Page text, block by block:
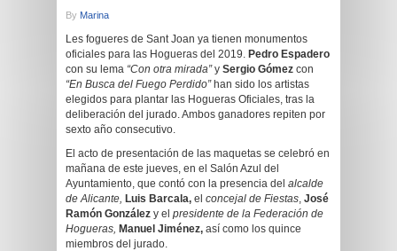
By Marina
Les fogueres de Sant Joan ya tienen monumentos
oficiales para las Hogueras del 2019. Pedro Espadero
con su lema “Con otra mirada”y Sergio Gómez con
“En Busca del Fuego Perdido”han sido los artistas
elegidos para plantar las Hogueras Oficiales, tras la
deliberación del jurado. Ambos ganadores repiten por
sexto año consecutivo.
El acto de presentación de las maquetas se celebró en
mañana de este jueves, en el Salón Azul del
Ayuntamiento, que contó con la presencia del alcalde
de Alicante, Luis Barcala, el concejal de Fiestas, José
Ramón González y el presidente de la Federación de
Hogueras, Manuel Jiménez, así como los quince
miembros del jurado.